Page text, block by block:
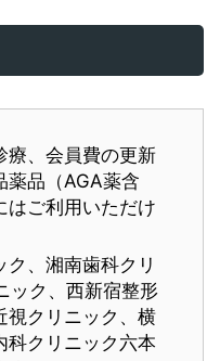
療、会員費の更新
薬品（AGA薬含
はご利用いただけ
、湘南歯科クリ
ック、西新宿整形
視クリニック、横
科クリニック六本